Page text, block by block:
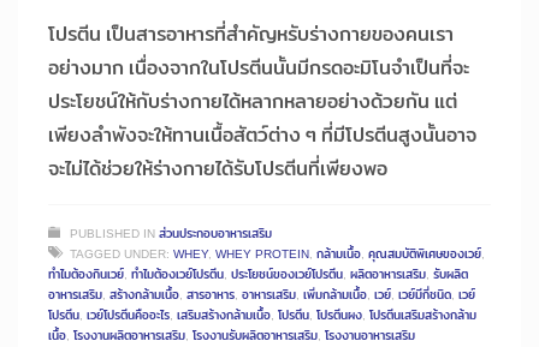
โปรตีน เป็นสารอาหารที่สำคัญหรับร่างกายของคนเรา
อย่างมาก เนื่องจากในโปรตีนนั้นมีกรดอะมิโนจำเป็นที่จะ
ประโยชน์ให้กับร่างกายได้หลากหลายอย่างด้วยกัน แต่
เพียงลำพังจะให้ทานเนื้อสัตว์ต่าง ๆ ที่มีโปรตีนสูงนั้นอาจ
จะไม่ได้ช่วยให้ร่างกายได้รับโปรตีนที่เพียงพอ
PUBLISHED INส่วนประกอบอาหารเสริม
TAGGED UNDER: WHEY, WHEY PROTEIN, กล้ามเนื้อ, คุณสมบัติพิเศษของเวย์,
ทำไมต้องกินเวย์, ทำไมต้องเวย์โปรตีน, ประโยชน์ของเวย์โปรตีน, ผลิตอาหารเสริม, รับผลิต
อาหารเสริม, สร้างกล้ามเนื้อ, สารอาหาร, อาหารเสริม, เพิ่มกล้ามเนื้อ, เวย์, เวย์มีกี่ชนิด, เวย์
โปรตีน, เวย์โปรตีนคืออะไร, เสริมสร้างกล้ามเนื้อ, โปรตีน, โปรตีนผง, โปรตีนเสริมสร้างกล้าม
เนื้อ, โรงงานผลิตอาหารเสริม, โรงงานรับผลิตอาหารเสริม, โรงงานอาหารเสริม